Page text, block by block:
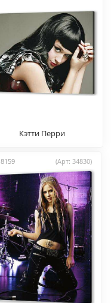
Кэтти Перри
8159 (Арт: 34830)